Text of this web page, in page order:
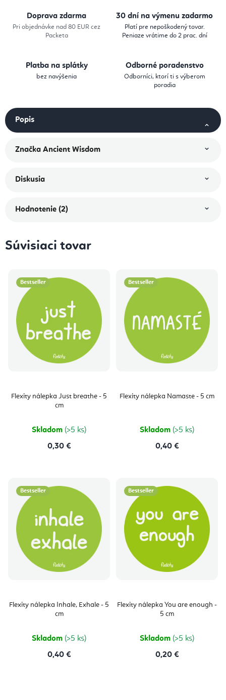
Doprava zdarma
Pri objednávke nad 80 EUR cez
Packeta
30 dní na výmenu zadarmo
Platí pre nepoškodený tovar.
Peniaze vrátime do 2 prac. dní
Platba na splátky
bez navýšenia
Odborné poradenstvo
Odborníci, ktorí ti s výberom
poradia
Popis
Značka Ancient Wisdom
Diskusia
Hodnotenie (2)
Súvisiaci tovar
Bestseller
Flexity nálepka Just breathe - 5
cm
Skladom (>5 ks)
0,30 €
Bestseller
Flexity nálepka Namaste - 5 cm
Skladom (>5 ks)
0,40 €
Bestseller
Flexity nálepka Inhale, Exhale - 5
cm
Skladom (>5 ks)
0,40 €
Bestseller
Flexity nálepka You are enough -
5 cm
Skladom (>5 ks)
0,20 €